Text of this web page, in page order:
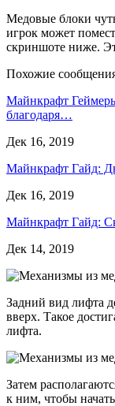
Медовые блоки
игрок может
скриншоте ниже.
Похожие
Майнкрафт
благодаря…
Дек 16, 2019
Майнкрафт Гайд:
Дек 16, 2019
Майнкрафт Гайд:
Дек 14, 2019
Задний вид лифта
вверх. Такое
лифта.
Затем
к ним, чтобы